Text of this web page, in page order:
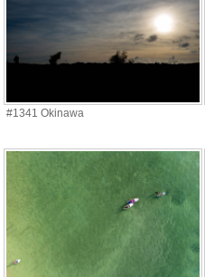
#1341 Okinawa